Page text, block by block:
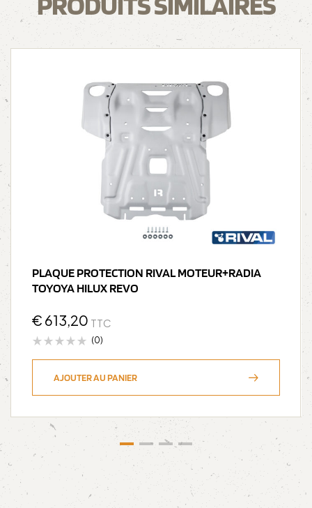
PLAQUE PROTECTION RIVAL MOTEUR+RADIA
TOYOYA HILUX REVO
€ 613,20 TTC
(0)
AJOUTER AU PANIER